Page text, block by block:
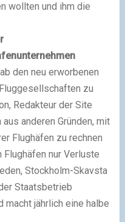
wollten und ihm die
den neu erworbenen
zu
Redakteur der Site
anderen Gründen, mit
Flughäfen zu rechnen
nur Verluste
Stockholm-Skavsta
Staatsbetrieb
macht jährlich eine halbe